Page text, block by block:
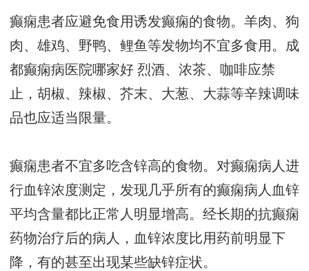
癫痫患者应避免食用诱发癫痫的食物。羊肉、狗
肉、雄鸡、野鸭、鲤鱼等发物均不宜多食用。 成
都癫痫病医院哪家好 烈酒、浓茶、咖啡应禁
止，胡椒、辣椒、芥末、大葱、大蒜等辛辣调味
品也应适当限量。
癫痫患者不宜多吃含锌高的食物。对癫痫病人进
行血锌浓度测定，发现几乎所有的癫痫病人血锌
平均含量都比正常人明显增高。经长期的抗癫痫
药物治疗后的病人，血锌浓度比用药前明显下
降，有的甚至出现某些缺锌症状。